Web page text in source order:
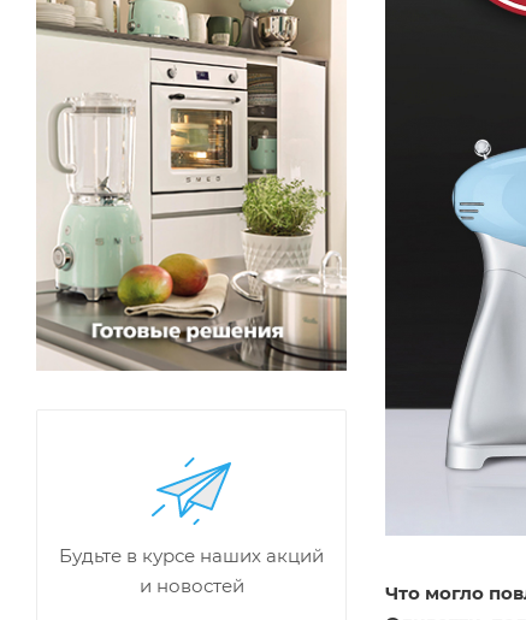
Что могло
Будьте в курсе наших акций
и новостей